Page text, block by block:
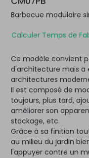
Barbecue modulaire
Calculer Temps de
Ce modèle convient
d'architecture mais a
architectures
Il est composé de
toujours, plus tard,
améliorer son
stockage, etc.
Grâce à sa finition
au milieu du jardin
l'appuyer contre un